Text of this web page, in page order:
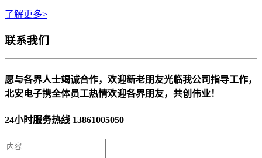
了解更多>
联系我们
愿与各界人士竭诚合作，欢迎新老朋友光临我公司指导工作，
北安电子携全体员工热情欢迎各界朋友，共创伟业！
24小时服务热线 13861005050